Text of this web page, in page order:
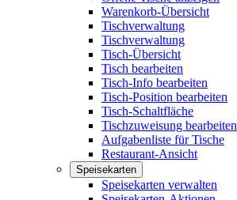
Warenkorb-Übersicht
Tischverwaltung
Tischverwaltung
Tisch-Übersicht
Tisch bearbeiten
Tisch-Info bearbeiten
Tisch-Position bearbeiten
Tisch-Schaltfläche
Tischzuweisung bearbeiten
Aufgabenliste für Tische
Restaurant-Ansicht
Speisekarten
Speisekarten verwalten